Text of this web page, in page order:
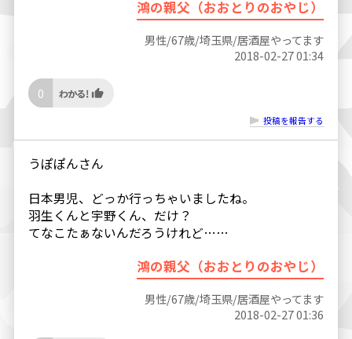
鴻の親父（おおとりのおやじ）
男性/67歳/埼玉県/居酒屋やってます
2018-02-27 01:34
0
投稿を報告する
うぽぽんさん
日本男児、どっか行っちゃいましたね。
羽生くんと宇野くん、だけ？
てなこたぁないんだろうけれど……
鴻の親父（おおとりのおやじ）
男性/67歳/埼玉県/居酒屋やってます
2018-02-27 01:36